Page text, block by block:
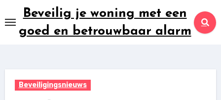
naar
inhoud
Beveilig je woning met een
goed en betrouwbaar alarm
Beveiligingsnieuws